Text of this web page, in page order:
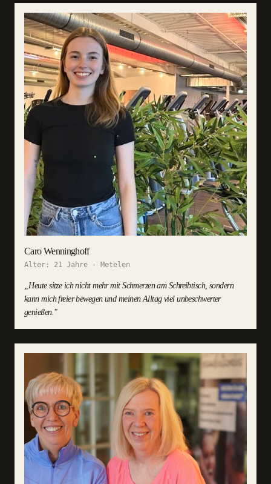
Caro Wenninghoff
Alter: 21 Jahre - Metelen
„Heute sitze ich nicht mehr mit Schmerzen am Schreibtisch, sondern
kann mich freier bewegen und meinen Alltag viel unbeschwerter
genießen."